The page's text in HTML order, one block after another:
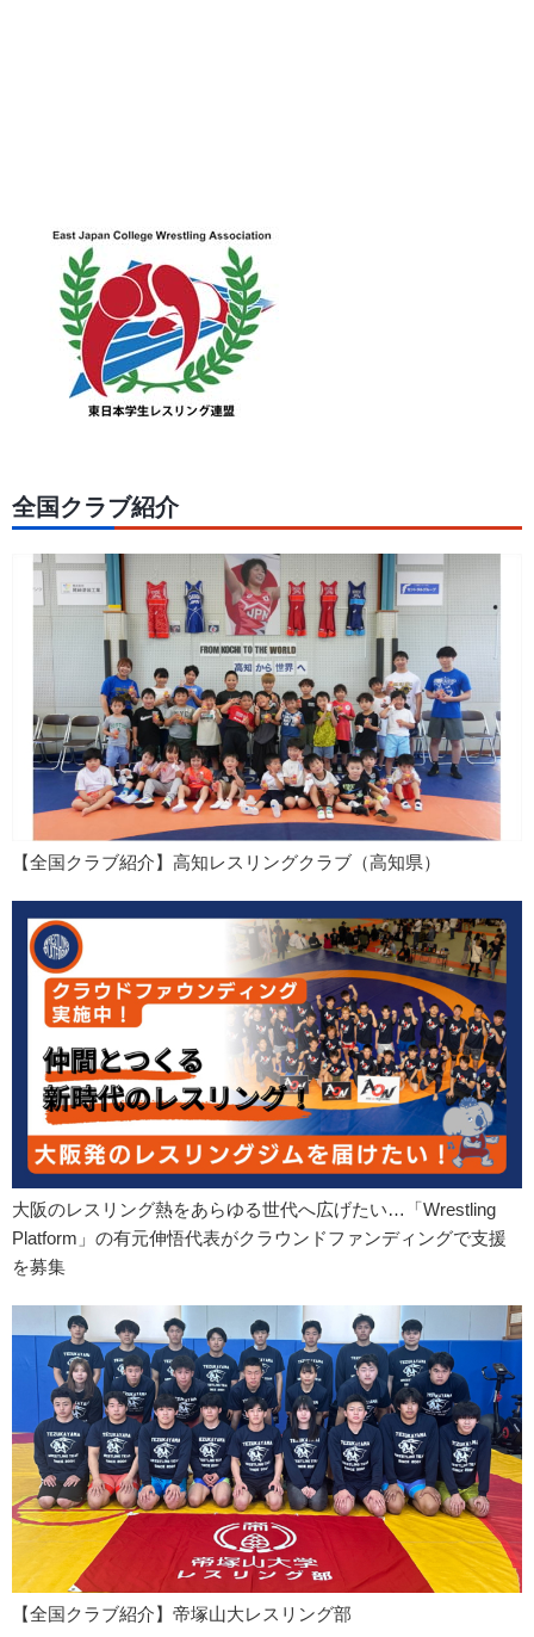
全国クラブ紹介
【全国クラブ紹介】高知レスリングクラブ（高知県）
大阪のレスリング熱をあらゆる世代へ広げたい…「Wrestling
Platform」の有元伸悟代表がクラウンドファンディングで支援
を募集
【全国クラブ紹介】帝塚山大レスリング部